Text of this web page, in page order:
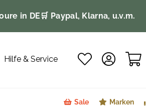
in DE 🛒 Paypal, Klarna, u.v.m.
Hilfe & Service
Sale Marken